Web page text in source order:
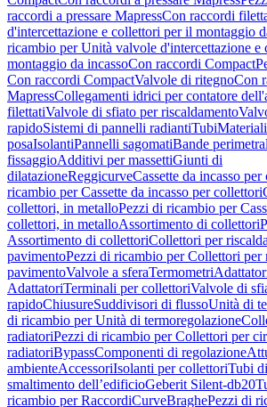
raccordi a pressare MapressCon raccordi
d'intercettazione e collettori per il montaggio
ricambio per Unità valvole d'intercettazione e
montaggio da incassoCon raccordi Compact
Con raccordi CompactValvole di ritegnoCon
MapressCollegamenti idrici per contatore
filettatiValvole di sfiato per riscaldamento
rapidoSistemi di pannelli radiantiTubi
posaIsolantiPannelli sagomatiBande
fissaggioAdditivi per massettiGiunti di
dilatazioneReggicurveCassette da incasso
ricambio per Cassette da incasso per collettori
collettori, in metalloPezzi di ricambio per
collettori, in metalloAssortimento di collettori
Assortimento di collettoriCollettori per
pavimentoPezzi di ricambio per Collettori per
pavimentoValvole a sferaTermometri
AdattatoriTerminali per collettoriValvole di
rapidoChiusureSuddivisori di flussoUnità di
di ricambio per Unità di termoregolazione
radiatoriPezzi di ricambio per Collettori per
radiatoriBypassComponenti di regolazione
ambienteAccessoriIsolanti per collettoriTubi
smaltimento dell’edificioGeberit Silent-db20
ricambio per RaccordiCurveBraghePezzi di